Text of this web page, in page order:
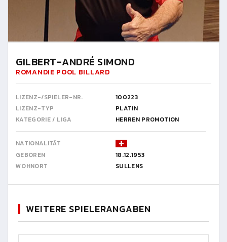
GILBERT-ANDRÉ SIMOND
ROMANDIE POOL BILLARD
LIZENZ-/SPIELER-NR.
100223
LIZENZ-TYP
PLATIN
KATEGORIE / LIGA
HERREN PROMOTION
NATIONALITÄT
GEBOREN
18.12.1953
WOHNORT
SULLENS
WEITERE SPIELERANGABEN